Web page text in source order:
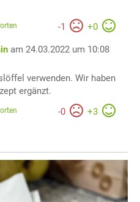
-1 +0
am 24.03.2022 um 10:08
verwenden. Wir haben
ergänzt.
-0 +3